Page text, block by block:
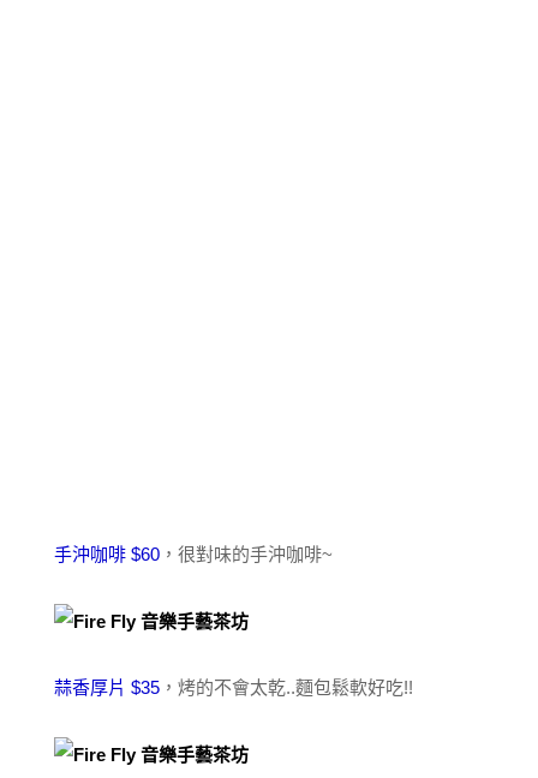
手沖咖啡 $60 ，很對味的手沖咖啡~
蒜香厚片 $35 ，烤的不會太乾..麵包鬆軟好吃!!